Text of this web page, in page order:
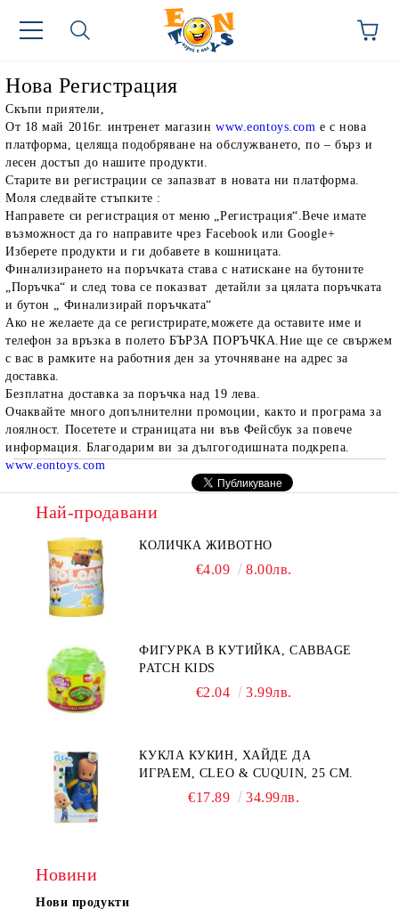
Нова Регистрация
Скъпи приятели,
От 18 май 2016г. интренет магазинwww.eontoys.com е с нова
платформа, целяща подобряване на обслужването, по – бърз и
лесен достъп до нашите продукти.
Старите ви регистрации се запазват в новата ни платформа.
Моля следвайте стъпките :
Направете си регистрация от меню „Регистрация“.Вече имате
възможност да го направите чрез Facebook или Google+
Изберете продукти и ги добавете в кошницата.
Финализирането на поръчката става с натискане на бутоните
„Поръчка“ и след това се показват детайли за цялата поръчката
и бутон „ Финализирай поръчката“
Ако не желаете да се регистрирате,можете да оставите име и
телефон за връзка в полето БЪРЗА ПОРЪЧКА.Ние ще се свържем
с вас в рамките на работния ден за уточняване на адрес за
доставка.
Безплатна доставка за поръчка над 19 лева.
Очаквайте много допълнителни промоции, както и програма за
лоялност. Посетете и страницата ни във Фейсбук за повече
информация. Благодарим ви за дългогодишната подкрепа.
www.eontoys.com
Най-продавани
КОЛИЧКА ЖИВОТНО
€4.09 8.00лв.
ФИГУРКА В КУТИЙКА, CABBAGE
PATCH KIDS
€2.04 3.99лв.
КУКЛА КУКИН, ХАЙДЕ ДА
ИГРАЕМ, CLEO & CUQUIN, 25 СМ.
€17.89 34.99лв.
Новини
Нови продукти